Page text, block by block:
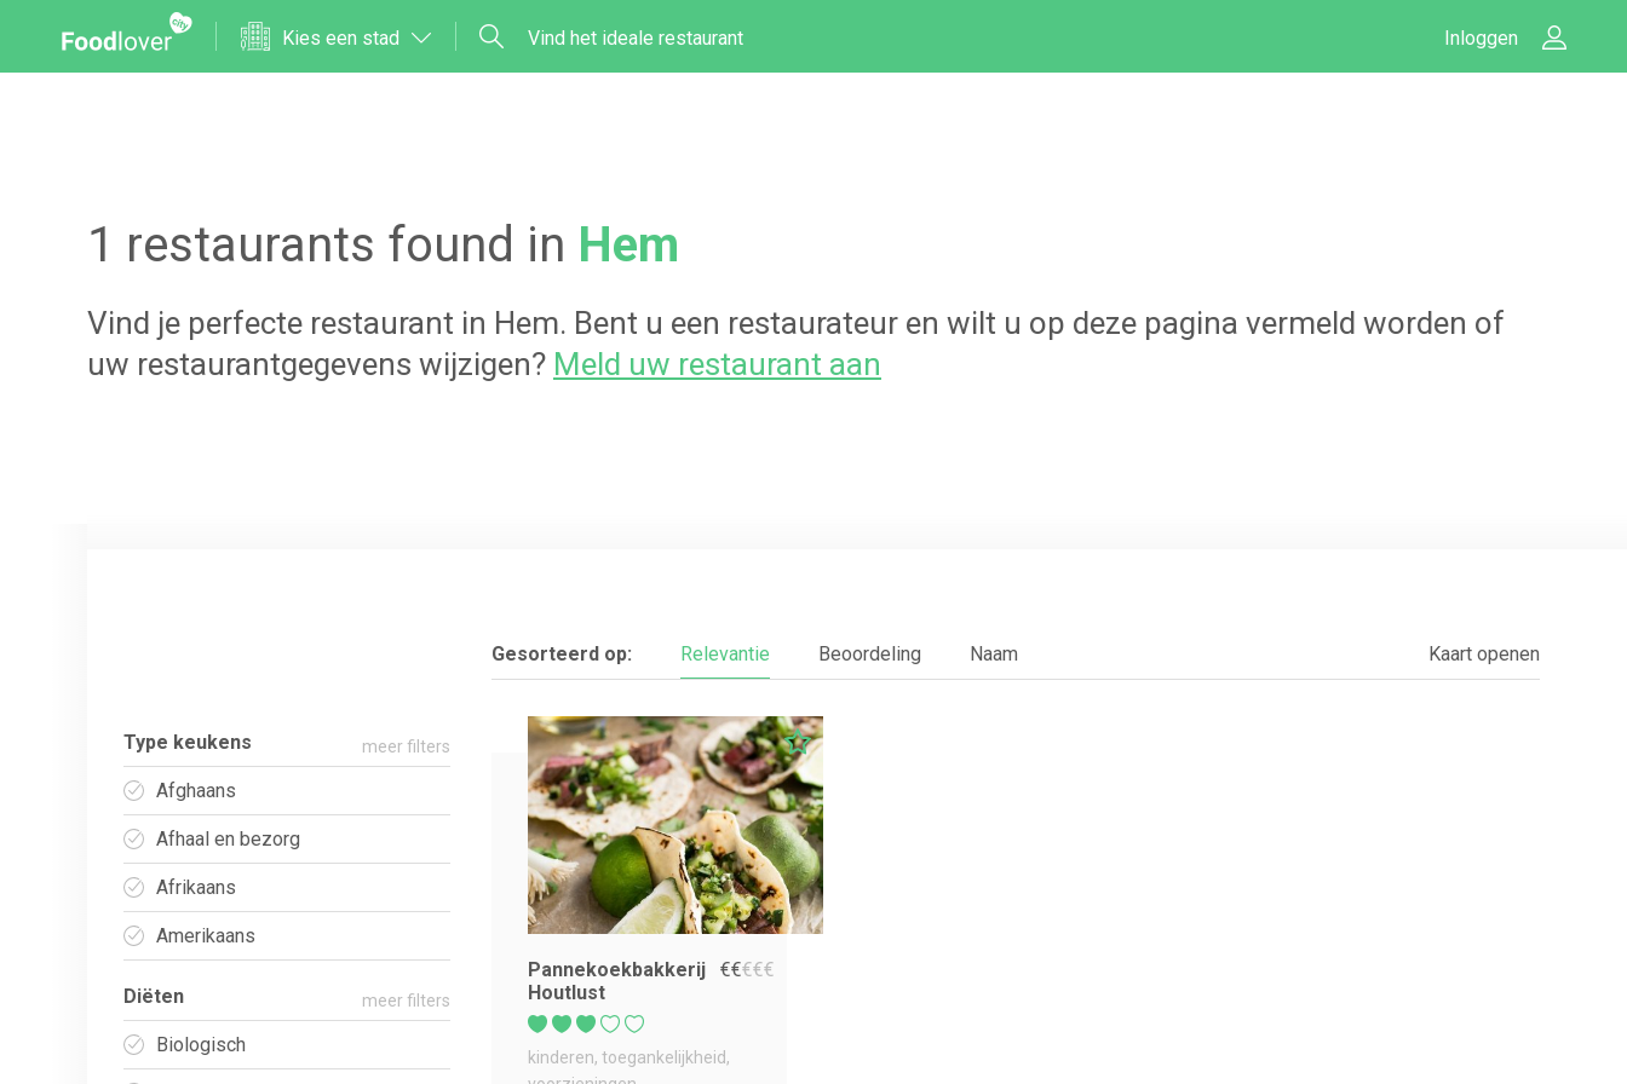
Inloggen
Kies een stad Vind het ideale restaurant
1 restaurants found in Hem
Vind je perfecte restaurant in Hem. Bent u een restaurateur en wilt u op deze pagina vermeld worden of
uw restaurantgegevens wijzigen? Meld uw restaurant aan
Type keukens meer filters
Afghaans
Afhaal en bezorg
Afrikaans
Amerikaans
Diëten meer filters
Biologisch
Gesorteerd op: Relevantie Beoordeling Naam Kaart openen
Pannekoekbakkerij
Houtlust
€€€€€
kinderen toegankelijkheid